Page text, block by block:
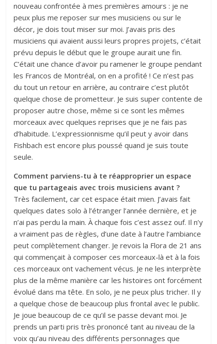
nouveau confrontée à mes premières amours : je ne
peux plus me reposer sur mes musiciens ou sur le
décor, je dois tout miser sur moi. J’avais pris des
musiciens qui avaient aussi leurs propres projets, c’était
prévu depuis le début que le groupe aurait une fin.
C’était une chance d’avoir pu ramener le groupe pendant
les Francos de Montréal, on en a profité ! Ce n’est pas
du tout un retour en arrière, au contraire c’est plutôt
quelque chose de prometteur. Je suis super contente de
proposer autre chose, même si ce sont les mêmes
morceaux avec quelques reprises que je ne fais pas
d’habitude. L’expressionnisme qu’il peut y avoir dans
Fishbach est encore plus poussé quand je suis toute
seule.
Comment parviens-tu à te réapproprier un espace
que tu partageais avec trois musiciens avant ?
Très facilement, car cet espace était mien. J’avais fait
quelques dates solo à l’étranger l’année dernière, et je
n’ai pas perdu la main. À chaque fois c’est assez ouf. Il n’y
a vraiment pas de règles, d’une date à l’autre l’ambiance
peut complètement changer. Je revois la Flora de 21 ans
qui commençait à composer ces morceaux-là et à la fois
ces morceaux ont vachement vécus. Je ne les interprète
plus de la même manière car les histoires ont forcément
évolué dans ma tête. En solo, je ne peux plus tricher. Il y
a quelque chose de beaucoup plus frontal avec le public.
Je joue beaucoup de ce qu’il se passe devant moi. Je
prends un parti pris très prononcé tant au niveau de la
voix qu’au niveau des différents personnages que